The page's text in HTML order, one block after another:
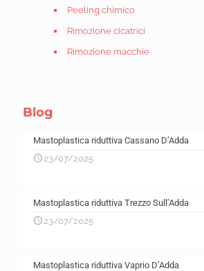
Peeling chimico
Rimozione cicatrici
Rimozione macchie
Blog
Mastoplastica riduttiva Cassano D’Adda
23/07/2025
Mastoplastica riduttiva Trezzo Sull’Adda
23/07/2025
Mastoplastica riduttiva Vaprio D’Adda